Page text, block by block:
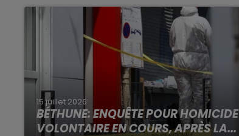
15 juillet 2026
BÉTHUNE: ENQUÊTE POUR HOMICIDE
VOLONTAIRE EN COURS, APRÈS LA...